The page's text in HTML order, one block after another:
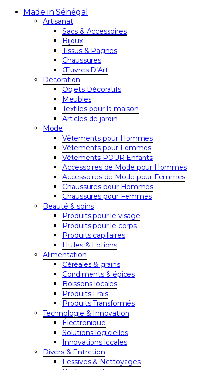
Made in Sénégal
Artisanat
Sacs & Accessoires
Bijoux
Tissus & Pagnes
Chaussures
Œuvres D’Art
Décoration
Objets Décoratifs
Meubles
Textiles pour la maison
Articles de jardin
Mode
Vêtements pour Hommes
Vêtements pour Femmes
Vêtements POUR Enfants
Accessoires de Mode pour Hommes
Accessoires de Mode pour Femmes
Chaussures pour Hommes
Chaussures pour Femmes
Beauté & soins
Produits pour le visage
Produits pour le corps
Produits capillaires
Huiles & Lotions
Alimentation
Céréales & grains
Condiments & épices
Boissons locales
Produits Frais
Produits Transformés
Technologie & Innovation
Électronique
Solutions logicielles
Innovations locales
Divers & Entretien
Lessives & Nettoyages